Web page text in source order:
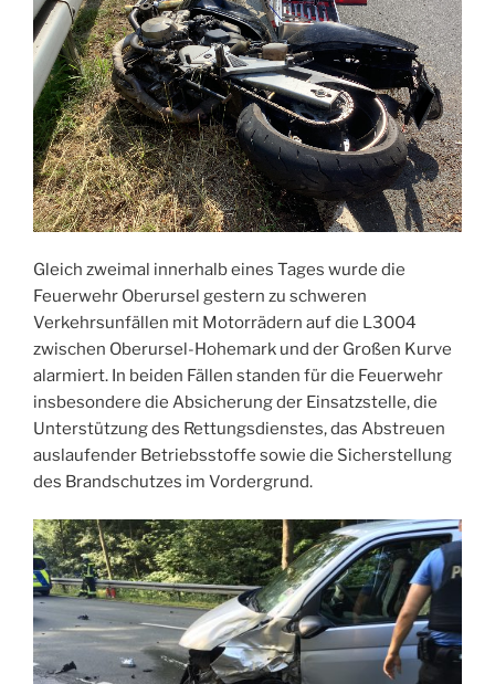
Gleich zweimal innerhalb eines Tages wurde die
Feuerwehr Oberursel gestern zu schweren
Verkehrsunfällen mit Motorrädern auf die L3004
zwischen Oberursel-Hohemark und der Großen Kurve
alarmiert. In beiden Fällen standen für die Feuerwehr
insbesondere die Absicherung der Einsatzstelle, die
Unterstützung des Rettungsdienstes, das Abstreuen
auslaufender Betriebsstoffe sowie die Sicherstellung
des Brandschutzes im Vordergrund.